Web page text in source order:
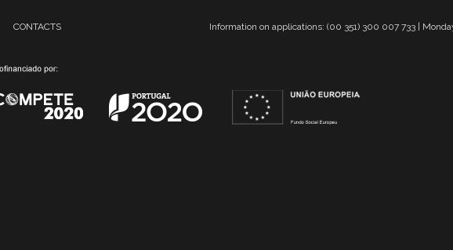
CONTACTS Information on applications: (00 351) 300 007 733 |